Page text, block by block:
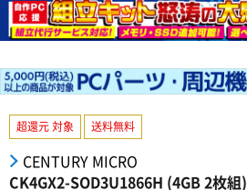
超還元 対象 送料無料
CENTURY MICRO
CK4GX2-SOD3U1866H (4GB 2枚組)